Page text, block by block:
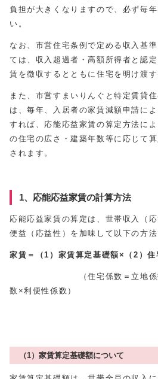
負担が大きくなりますので、必ず毎
い。
なお、市営住宅条例で定める収入基
ては、収入超過者・高額所得者と認
賃を徴収するとともに住宅を明け渡す
また、市営すまいりんぐと特定賃貸
は、毎年、入居者の家賃減額申請に
すれば、応能応益家賃の算定方法に
の住宅の広さ・建築年数等に応じて
されます。
1、応能応益家賃の計算方法
応能応益家賃の算定は、世帯収入（
便益（応益性）を加味して以下の方法
家賃＝（1）家賃算定基礎額×（2）住
（住宅係数＝立地係数×規
数×利便性係数）
（1）家賃算定基礎額について